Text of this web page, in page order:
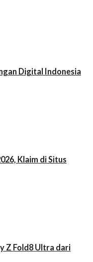
Digital Indonesia
Klaim di Situs
Z Fold8 Ultra dari